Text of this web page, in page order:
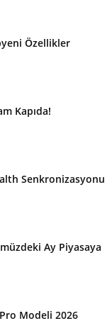
Özellikler
Kapıda!
Senkronizasyonu
Ay Piyasaya
Modeli 2026